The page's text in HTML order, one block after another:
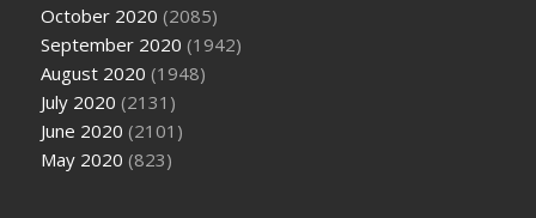
October 2020 (2085)
September 2020 (1942)
August 2020 (1948)
July 2020 (2131)
June 2020 (2101)
May 2020 (823)